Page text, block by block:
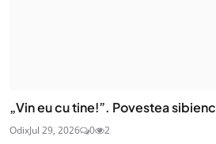
„Vin eu cu tine!”. Povestea
OdixJul 29, 2026 0 2